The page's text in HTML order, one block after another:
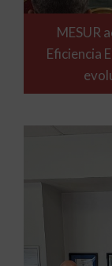
MESUR
Eficiencia